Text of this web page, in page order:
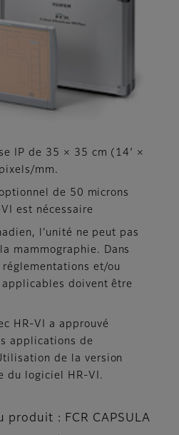
IP de 35 × 35 cm (14′ ×
mm.
de 50 microns
est nécessaire
l’unité ne peut pas
mammographie. Dans
réglementations et/ou
doivent être
HR-VI a approuvé
applications de
de la version
du logiciel HR-VI.
produit : FCR CAPSULA